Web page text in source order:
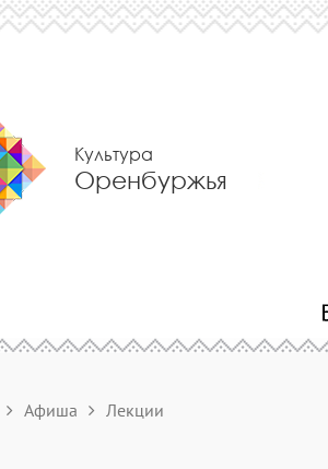
Культура
Оренбуржья
Афиша Лекции